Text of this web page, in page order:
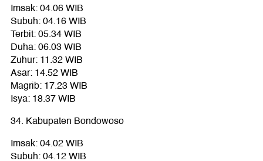
Imsak: 04.06 WIB
Subuh: 04.16 WIB
Terbit: 05.34 WIB
Duha: 06.03 WIB
Zuhur: 11.32 WIB
Asar: 14.52 WIB
Magrib: 17.23 WIB
Isya: 18.37 WIB
34. Kabupaten Bondowoso
Imsak: 04.02 WIB
Subuh: 04.12 WIB